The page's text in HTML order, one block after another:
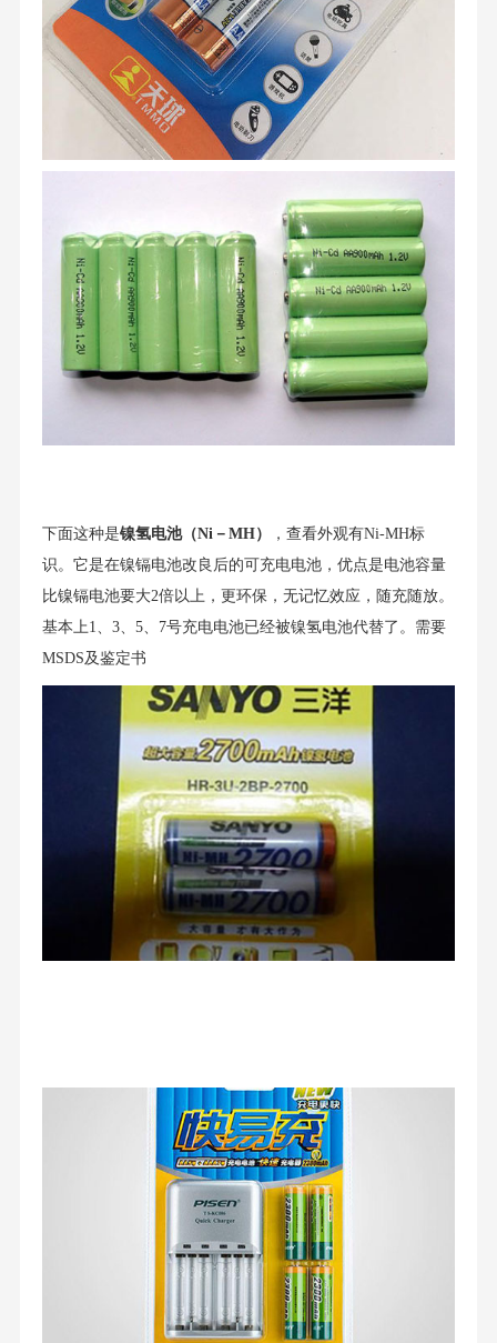
下面这种是镍氢电池（Ni－MH）
，查看外观有Ni-MH标
识。它是在镍镉电池改良后的可充电电池，优点是电池容量
比镍镉电池要大2倍以上，更环保，无记忆效应，随充随放。
基本上1、3、5、7号充电电池已经被镍氢电池代替了。需要
MSDS及鉴定书